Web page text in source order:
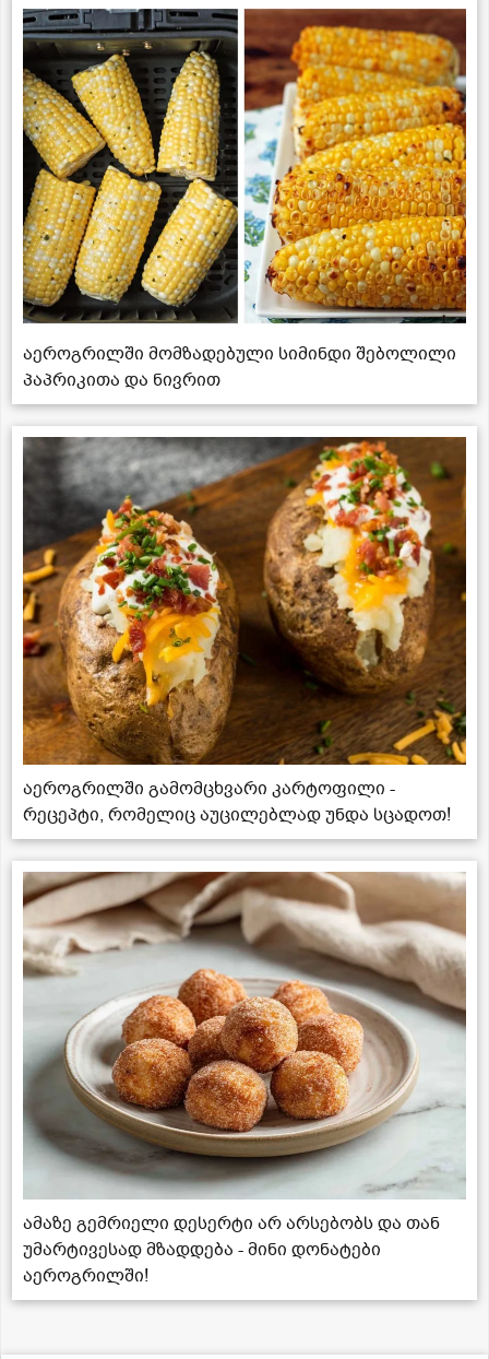
აეროგრილში მომზადებული სიმინდი შებოლილი
პაპრიკითა და ნივრით
აეროგრილში გამომცხვარი კარტოფილი -
რეცეპტი, რომელიც აუცილებლად უნდა სცადოთ!
ამაზე გემრიელი დესერტი არ არსებობს და თან
უმარტივესად მზადდება - მინი დონატები
აეროგრილში!